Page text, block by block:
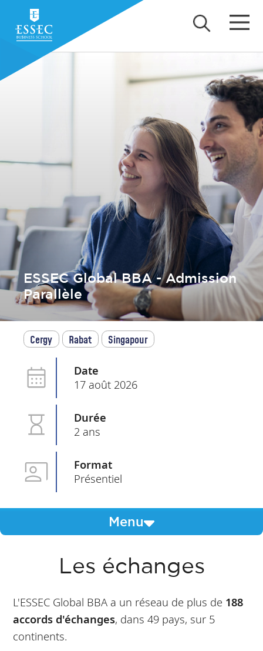
ESSEC Global BBA - Admission
Parallèle
Cergy Rabat Singapour
Date
17 août 2026
Durée
2 ans
Format
Présentiel
Menu
Les échanges
L'ESSEC Global BBA a un réseau de plus de 188
accords d'échanges, dans 49 pays, sur 5
continents.